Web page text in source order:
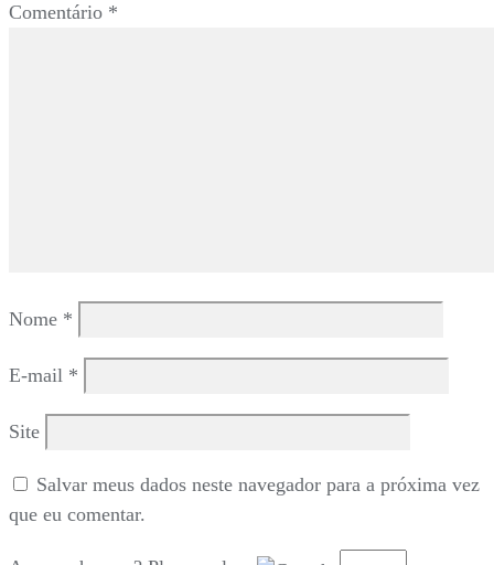
Comentário *
Nome *
E-mail *
Site
Salvar meus dados neste navegador para a próxima vez
que eu comentar.